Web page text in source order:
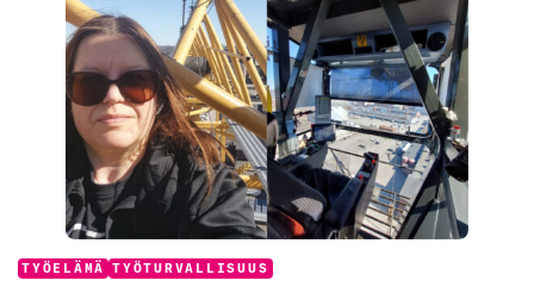
Categories:
TYÖELÄMÄ TYÖTURVALLISUUS